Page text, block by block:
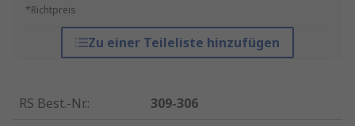
*Richtpreis
Zu einer Teileliste hinzufügen
RS Best.-Nr.:
309-306